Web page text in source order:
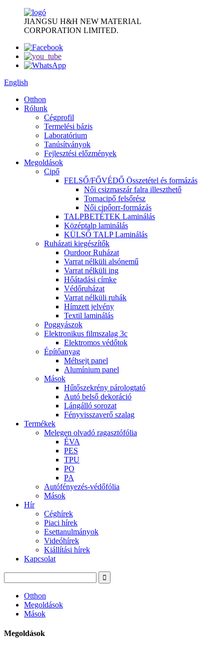
JIANGSU H&H NEW MATERIAL
CORPORATION LIMITED.
English
Otthon
Rólunk
Cégprofil
Termelési bázis
Laboratórium
Tanúsítványok
Fejlesztési előzmények
Megoldások
Cipő
FELSŐ/FŐVÉDŐ Összetétel és formázás
Női csizmaszár falra illeszthető
Tornacipő felsőrész
Női cipőorr-formázás
TALPBETÉTEK Laminálás
Középtalp laminálás
KÜLSŐ TALP Laminálás
Ruházati kiegészítők
Ourdoor Ruházat
Varrat nélküli alsónemű
Varrat nélküli ing
Hőátadási címke
Védőruházat
Varrat nélküli ruhák
Hímzett jelvény
Textil laminálás
Poggyászok
Elektronikus filmszalag 3c
Elektromos védőtok
Építőanyag
Méhsejt panel
Alumínium panel
Mások
Hűtőszekrény párologtató
Autó belső dekoráció
Lángálló sorozat
Fényvisszaverő szalag
Termékek
Melegen olvadó ragasztófólia
ÉVA
PES
TPU
PO
PA
Autófényezés-védőfólia
Mások
Hír
Céghírek
Piaci hírek
Esettanulmányok
Videóhírek
Kiállítási hírek
Kapcsolat
Otthon
Megoldások
Mások
Megoldások